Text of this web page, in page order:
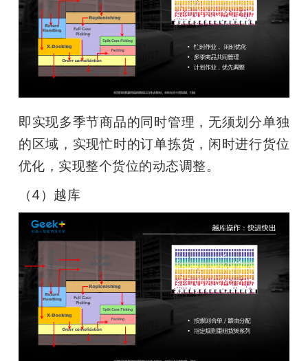
即实现多季节商品的同时管理，无须划分单独
的区域，实现忙时的订单拣货，闲时进行货位
优化，实现整个货位的动态调整。
（4）越库